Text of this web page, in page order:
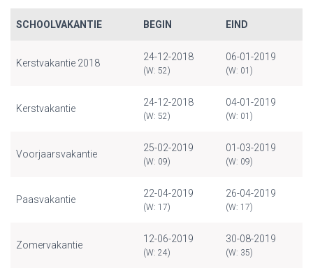
SCHOOLVAKANTIE BEGIN EIND
Kerstvakantie 2018
24-12-2018
(W: 52)
06-01-2019
(W: 01)
Kerstvakantie
24-12-2018
(W: 52)
04-01-2019
(W: 01)
Voorjaarsvakantie
25-02-2019
(W: 09)
01-03-2019
(W: 09)
Paasvakantie
22-04-2019
(W: 17)
26-04-2019
(W: 17)
Zomervakantie
12-06-2019
(W: 24)
30-08-2019
(W: 35)